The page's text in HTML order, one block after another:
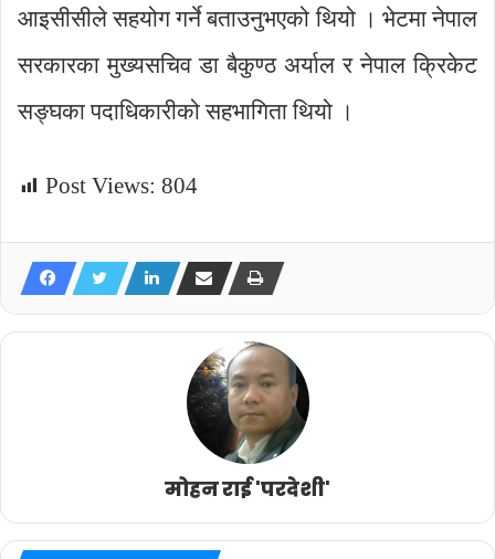
आइसीसीले सहयोग गर्ने बताउनुभएको थियो । भेटमा नेपाल
सरकारका मुख्यसचिव डा बैकुण्ठ अर्याल र नेपाल क्रिकेट
सङ्घका पदाधिकारीको सहभागिता थियो ।
Post Views: 804
मोहन राई 'परदेशी'